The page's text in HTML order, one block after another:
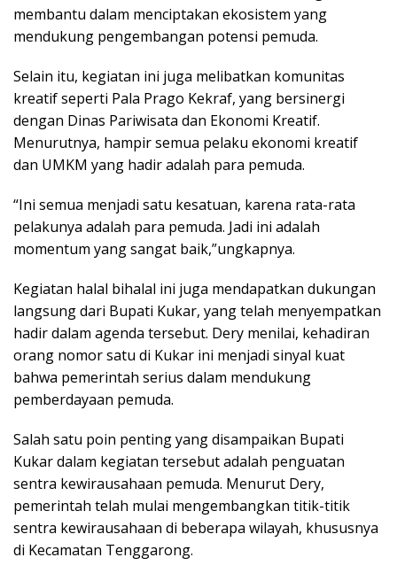
membantu dalam menciptakan ekosistem yang
mendukung pengembangan potensi pemuda.
Selain itu, kegiatan ini juga melibatkan komunitas
kreatif seperti Pala Prago Kekraf, yang bersinergi
dengan Dinas Pariwisata dan Ekonomi Kreatif.
Menurutnya, hampir semua pelaku ekonomi kreatif
dan UMKM yang hadir adalah para pemuda.
“Ini semua menjadi satu kesatuan, karena rata-rata
pelakunya adalah para pemuda. Jadi ini adalah
momentum yang sangat baik,”ungkapnya.
Kegiatan halal bihalal ini juga mendapatkan dukungan
langsung dari Bupati Kukar, yang telah menyempatkan
hadir dalam agenda tersebut. Dery menilai, kehadiran
orang nomor satu di Kukar ini menjadi sinyal kuat
bahwa pemerintah serius dalam mendukung
pemberdayaan pemuda.
Salah satu poin penting yang disampaikan Bupati
Kukar dalam kegiatan tersebut adalah penguatan
sentra kewirausahaan pemuda. Menurut Dery,
pemerintah telah mulai mengembangkan titik-titik
sentra kewirausahaan di beberapa wilayah, khususnya
di Kecamatan Tenggarong.